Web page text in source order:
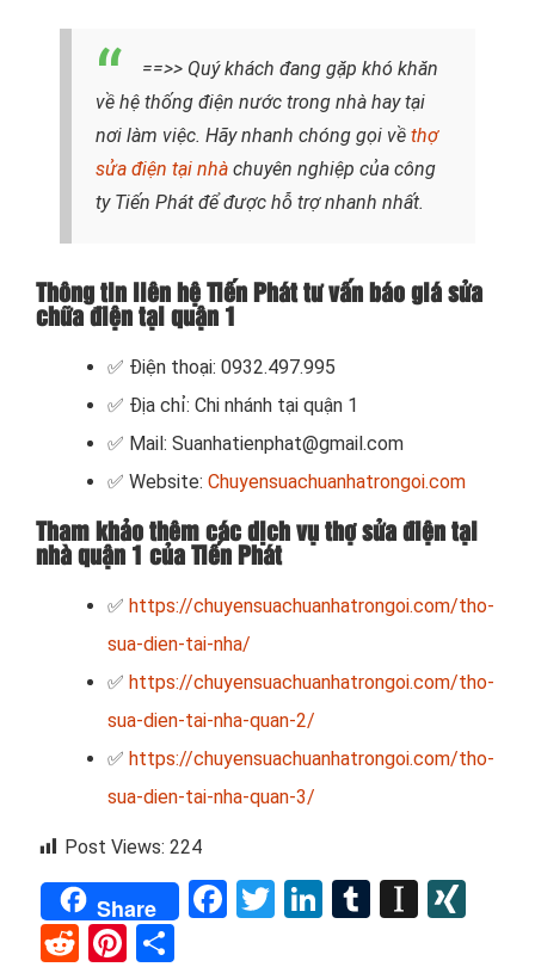
==>> Quý khách đang gặp khó khăn
về hệ thống điện nước trong nhà hay tại
nơi làm việc. Hãy nhanh chóng gọi về thợ
sửa điện tại nhà chuyên nghiệp của công
ty Tiến Phát để được hỗ trợ nhanh nhất.
Thông tin liên hệ Tiến Phát tư vấn báo giá sửa
chữa điện tại quận 1
✅ Điện thoại: 0932.497.995
✅ Địa chỉ: Chi nhánh tại quận 1
✅ Mail: Suanhatienphat@gmail.com
✅ Website: Chuyensuachuanhatrongoi.com
Tham khảo thêm các dịch vụ thợ sửa điện tại
nhà quận 1 của Tiến Phát
✅ https://chuyensuachuanhatrongoi.com/tho-
sua-dien-tai-nha/
✅ https://chuyensuachuanhatrongoi.com/tho-
sua-dien-tai-nha-quan-2/
✅ https://chuyensuachuanhatrongoi.com/tho-
sua-dien-tai-nha-quan-3/
Post Views: 224
Share Facebook
TwitterLinkedIn
Tumblr
RedditPinterest